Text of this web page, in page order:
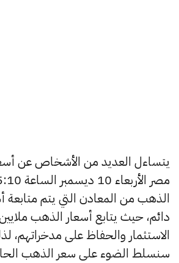
يتساءل العديد من الأشخاص عن
الذهب من المعادن التي يتم
دائم، حيث يتابع أسعار الذهب
الاستثمار والحفاظ على مدخراتهم،
سنسلط الضوء على سعر الذهب